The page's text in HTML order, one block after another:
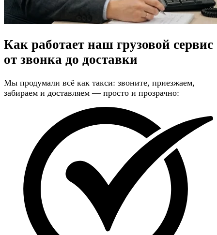
Как работает наш грузовой сервис
от звонка до доставки
Мы продумали всё как такси: звоните, приезжаем,
забираем и доставляем — просто и прозрачно: